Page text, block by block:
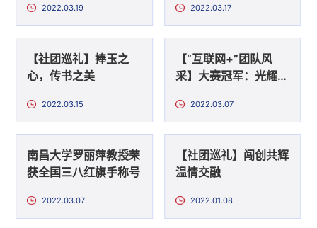
2022.03.19 2022.03.17
【社团巡礼】捧玉之
心，传书之美
2022.03.15
【“互联网+”团队风
采】大赛冠军：光耀健
2022.03.07
南昌大学罗丽萍教授荣
获全国三八红旗手称号
2022.03.07
【社团巡礼】闯创共辉
温情交融
2022.01.08